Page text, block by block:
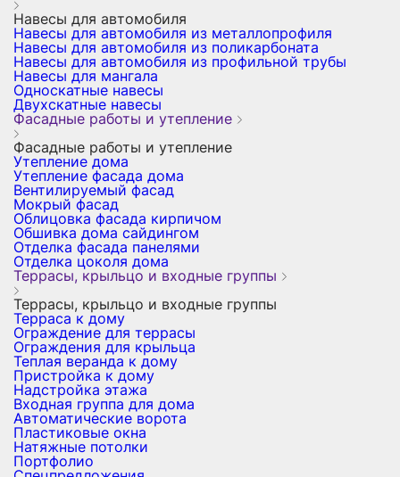
Навесы для автомобиля
Навесы для автомобиля из металлопрофиля
Навесы для автомобиля из поликарбоната
Навесы для автомобиля из профильной трубы
Навесы для мангала
Односкатные навесы
Двухскатные навесы
Фасадные работы и утепление
Фасадные работы и утепление
Утепление дома
Утепление фасада дома
Вентилируемый фасад
Мокрый фасад
Облицовка фасада кирпичом
Обшивка дома сайдингом
Отделка фасада панелями
Отделка цоколя дома
Террасы, крыльцо и входные группы
Террасы, крыльцо и входные группы
Терраса к дому
Ограждение для террасы
Ограждения для крыльца
Теплая веранда к дому
Пристройка к дому
Надстройка этажа
Входная группа для дома
Автоматические ворота
Пластиковые окна
Натяжные потолки
Портфолио